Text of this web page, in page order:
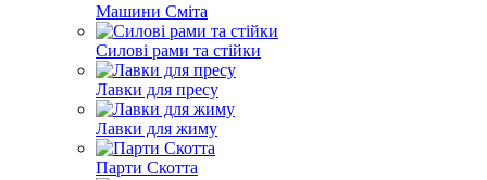
Машини Сміта
Силові рами та стійки
Лавки для пресу
Лавки для жиму
Парти Скотта